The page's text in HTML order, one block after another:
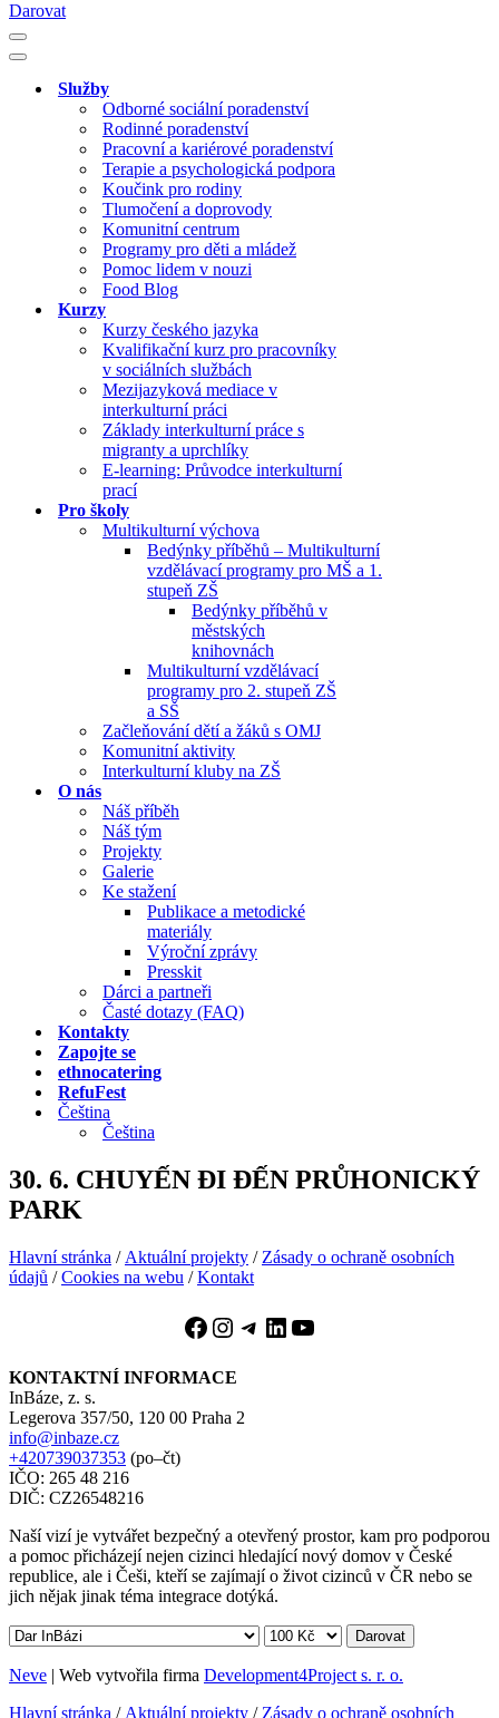
Darovat
Navigační
menu
Navigační
Služby
Odborné sociální poradenství
Rodinné poradenství
Pracovní a kariérové poradenství
Terapie a psychologická podpora
Koučink pro rodiny
Tlumočení a doprovody
Komunitní centrum
Programy pro děti a mládež
Pomoc lidem v nouzi
Food Blog
Kurzy
Kurzy českého jazyka
Kvalifikační kurz pro pracovníky
v sociálních službách
Mezijazyková mediace v
interkulturní práci
Základy interkulturní práce s
migranty a uprchlíky
E-learning: Průvodce interkulturní
prací
Pro školy
Multikulturní výchova
Bedýnky příběhů – Multikulturní
vzdělávací programy pro MŠ a 1.
stupeň ZŠ
Bedýnky příběhů v
městských
knihovnách
Multikulturní vzdělávací
programy pro 2. stupeň ZŠ
a SŠ
Začleňování dětí a žáků s OMJ
Komunitní aktivity
Interkulturní kluby na ZŠ
O nás
Náš příběh
Náš tým
Projekty
Galerie
Ke stažení
Publikace a metodické
materiály
Výroční zprávy
Presskit
Dárci a partneři
Časté dotazy (FAQ)
Kontakty
Zapojte se
ethnocatering
RefuFest
Čeština
Čeština
30. 6. CHUYẾN ĐI ĐẾN PRŮHONICKÝ
PARK
Hlavní stránka / Aktuální projekty / Zásady o ochraně osobních
údajů /Cookies na webu /Kontakt
Facebook
Instagram
Telegram
LinkedIn
YouTube
KONTAKTNÍ INFORMACE
InBáze, z. s.
Legerova 357/50, 120 00 Praha 2
info@inbaze.cz
+420739037353 (po–čt)
IČO: 265 48 216
DIČ: CZ26548216
Naší vizí je vytvářet bezpečný a otevřený prostor, kam pro podporou
a pomoc přicházejí nejen cizinci hledající nový domov v České
republice, ale i Češi, kteří se zajímají o život cizinců v ČR nebo se
jich nějak jinak téma integrace dotýká.
Darovat
Neve | Web vytvořila firma Development4Project s. r. o.
Hlavní stránka / Aktuální projekty / Zásady o ochraně osobních